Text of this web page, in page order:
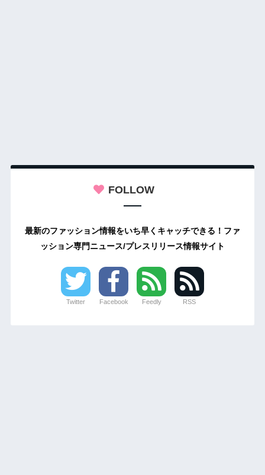
FOLLOW
最新のファッション情報をいち早くキャッチできる！ファ
ッション専門ニュース/プレスリリース情報サイト
Twitter Facebook Feedly RSS